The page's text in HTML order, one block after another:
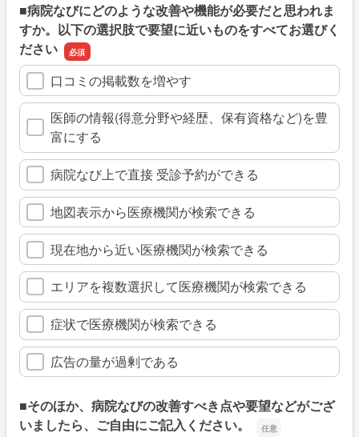
■病院なびにどのような改善や機能が必要だと思われま
すか。以下の選択肢で要望に近いものをすべてお選びく
ださい
口コミの掲載数を増やす
医師の情報(得意分野や経歴、保有資格など)を豊
富にする
病院なび上で直接 受診予約ができる
地図表示から医療機関が検索できる
現在地から近い医療機関が検索できる
エリアを複数選択して医療機関が検索できる
症状で医療機関が検索できる
広告の量が過剰である
■そのほか、病院なびの改善すべき点や要望などがござ
いましたら、ご自由にご記入ください。